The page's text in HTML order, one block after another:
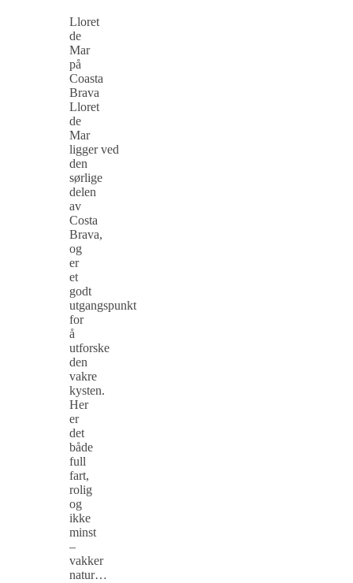
Lloret
de
Mar
på
Coasta
Brava
Lloret
de
Mar
ligger ved
den
sørlige
delen
av
Costa
Brava,
og
er
et
godt
utgangspunkt
for
å
utforske
den
vakre
kysten.
Her
er
det
både
full
fart,
rolig
og
ikke
minst
–
vakker
natur…